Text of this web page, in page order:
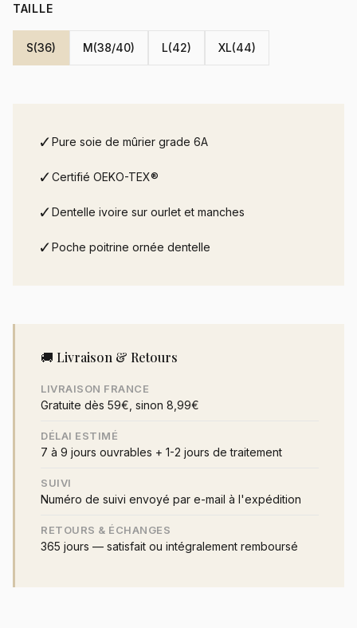
TAILLE
S(36) M(38/40) L(42) XL(44)
✓Pure soie de mûrier grade 6A
✓Certifié OEKO-TEX®
✓Dentelle ivoire sur ourlet et manches
✓Poche poitrine ornée dentelle
🚚 Livraison & Retours
LIVRAISON FRANCE
Gratuite dès 59€, sinon 8,99€
DÉLAI ESTIMÉ
7 à 9 jours ouvrables + 1-2 jours de traitement
SUIVI
Numéro de suivi envoyé par e-mail à l'expédition
RETOURS & ÉCHANGES
365 jours — satisfait ou intégralement remboursé